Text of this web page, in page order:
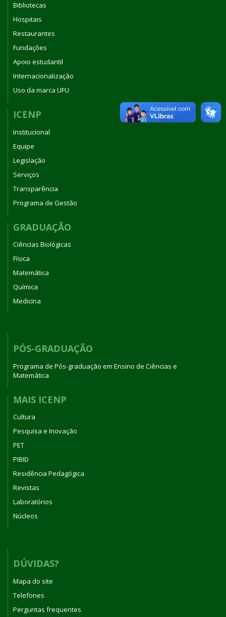
Bibliotecas
Hospitais
Restaurantes
Fundações
Apoio estudantil
Internacionalização
Uso da marca UFU
ICENP
Institucional
Equipe
Legislação
Serviços
Transparência
Programa de Gestão
GRADUAÇÃO
Ciências Biológicas
Física
Matemática
Química
Medicina
PÓS-GRADUAÇÃO
Programa de Pós-graduação em Ensino de Ciências e
Matemática
MAIS ICENP
Cultura
Pesquisa e Inovação
PET
PIBID
Residência Pedagógica
Revistas
Laboratórios
Núcleos
DÚVIDAS?
Mapa do site
Telefones
Perguntas frequentes